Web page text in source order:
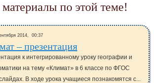
материалы по этой теме!
2014, 00:37
– презентация
к интегрированному уроку географии и
на тему «Климат» в 6 классе по ФГОС
В ходе урока учащиеся познакомятся с...